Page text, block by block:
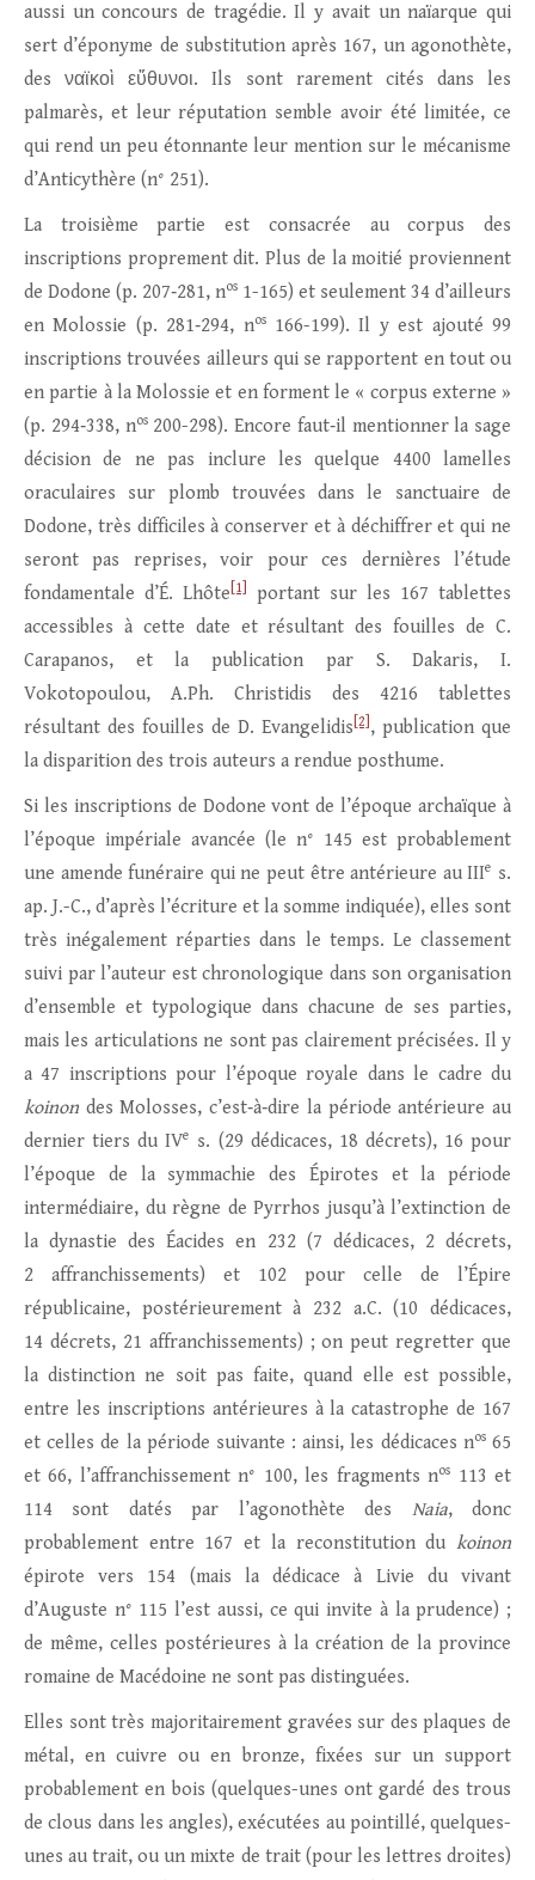
aussi un concours de tragédie. Il y avait un naïarque qui
sert d’éponyme de substitution après 167, un agonothète,
des ναϊκοὶ εὔθυνοι. Ils sont rarement cités dans les
palmarès, et leur réputation semble avoir été limitée, ce
qui rend un peu étonnante leur mention sur le mécanisme
d’Anticythère (n° 251).
La troisième partie est consacrée au corpus des
inscriptions proprement dit. Plus de la moitié proviennent
de Dodone (p. 207‑281, nos 1-165) et seulement 34 d’ailleurs
en Molossie (p. 281‑294, nos166-199). Il y est ajouté 99
inscriptions trouvées ailleurs qui se rapportent en tout ou
en partie à la Molossie et en forment le « corpus externe »
(p. 294‑338, nos200-298). Encore faut‑il mentionner la sage
décision de ne pas inclure les quelque 4400 lamelles
oraculaires sur plomb trouvées dans le sanctuaire de
Dodone, très difficiles à conserver et à déchiffrer et qui ne
seront pas reprises, voir pour ces dernières l’étude
fondamentale d’É. Lhôte [1]
portant sur les 167 tablettes
accessibles à cette date et résultant des fouilles de C.
Carapanos, et la publication par S. Dakaris, I.
Vokotopoulou, A.Ph. Christidis des 4216 tablettes
résultant des fouilles de D. Evangelidis [2] , publication que
la disparition des trois auteurs a rendue posthume.
Si les inscriptions de Dodone vont de l’époque archaïque à
l’époque impériale avancée (le n° 145 est probablement
une amende funéraire qui ne peut être antérieure au IIIe s.
ap. J.-C., d’après l’écriture et la somme indiquée), elles sont
très inégalement réparties dans le temps. Le classement
suivi par l’auteur est chronologique dans son organisation
d’ensemble et typologique dans chacune de ses parties,
mais les articulations ne sont pas clairement précisées. Il y
a 47 inscriptions pour l’époque royale dans le cadre du
koinon des Molosses, c’est‑à‑dire la période antérieure au
dernier tiers du IVe
s. (29 dédicaces, 18 décrets), 16 pour
l’époque de la symmachie des Épirotes et la période
intermédiaire, du règne de Pyrrhos jusqu’à l’extinction de
la dynastie des Éacides en 232 (7 dédicaces, 2 décrets,
2 affranchissements) et 102 pour celle de l’Épire
républicaine, postérieurement à 232 a.C. (10 dédicaces,
14 décrets, 21 affranchissements) ; on peut regretter que
la distinction ne soit pas faite, quand elle est possible,
entre les inscriptions antérieures à la catastrophe de 167
et celles de la période suivante : ainsi, les dédicaces nos65
et 66, l’affranchissement n° 100, les fragments nos
113 et
114 sont datés par l’agonothète des Naia, donc
probablement entre 167 et la reconstitution du koinon
épirote vers 154 (mais la dédicace à Livie du vivant
d’Auguste n° 115 l’est aussi, ce qui invite à la prudence) ;
de même, celles postérieures à la création de la province
romaine de Macédoine ne sont pas distinguées.
Elles sont très majoritairement gravées sur des plaques de
métal, en cuivre ou en bronze, fixées sur un support
probablement en bois (quelques-unes ont gardé des trous
de clous dans les angles), exécutées au pointillé, quelques-
unes au trait, ou un mixte de trait (pour les lettres droites)